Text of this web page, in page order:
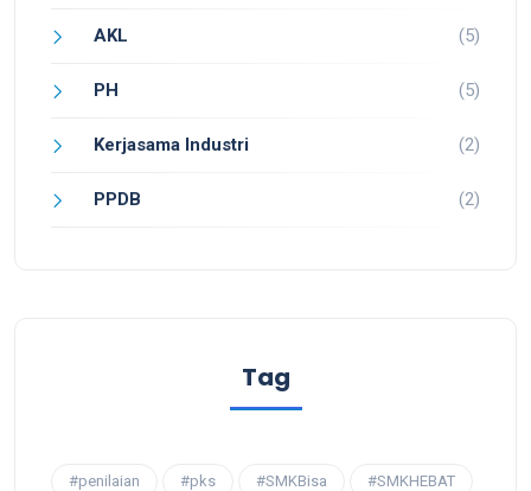
AKL (5)
PH (5)
Kerjasama Industri (2)
PPDB (2)
Tag
#penilaian #pks #SMKBisa #SMKHEBAT